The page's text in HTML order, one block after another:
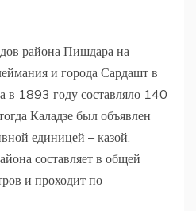
района Пишдара на
и города Сардашт в
в 1893 году составляло 140
Каладзе был объявлен
единицей – казой.
составляет в общей
и проходит по